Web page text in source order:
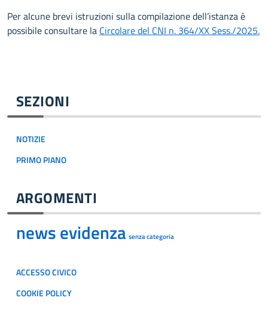
SEZIONI
NOTIZIE
PRIMO PIANO
ARGOMENTI
news evidenza senza categoria
ACCESSO CIVICO
COOKIE POLICY
Per alcune brevi istruzioni sulla compilazione dell’istanza è
possibile consultare la Circolare del CNI n. 364/XX Sess./2025.